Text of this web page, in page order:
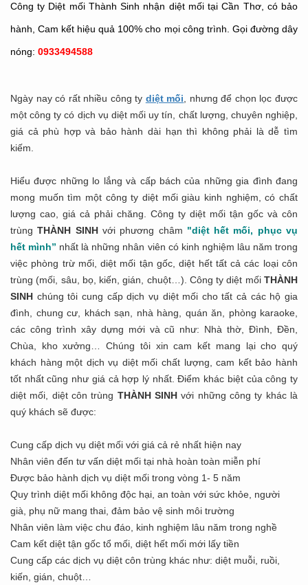
Công ty Diệt mối Thành Sinh nhận diệt mối tại Cần Thơ, có bảo
hành, Cam kết hiệu quả 100% cho mọi công trình. Gọi đường dây
nóng: 0933494588
Ngày nay có rất nhiều công ty diệt mối , nhưng để chọn lọc được
một công ty có dịch vụ diệt mối uy tín, chất lượng, chuyên nghiệp,
giá cả phù hợp và bảo hành dài hạn thì không phải là dễ tìm
kiếm.
Hiểu được những lo lắng và cấp bách của những gia đình đang
mong muốn tìm một công ty diệt mối giàu kinh nghiệm, có chất
lượng cao, giá cả phải chăng. Công ty diệt mối tận gốc và côn
trùngTHÀNH SINHvới phương châm "diệt hết mối, phục vụ
hết mình” nhất là những nhân viên có kinh nghiệm lâu năm trong
việc phòng trừ mối, diệt mối tận gốc, diệt hết tất cả các loại côn
trùng (mối, sâu, bọ, kiến, gián, chuột…). Công ty diệt mối THÀNH
SINH chúng tôi cung cấp dịch vụ diệt mối cho tất cả các hộ gia
đình, chung cư, khách sạn, nhà hàng, quán ăn, phòng karaoke,
các công trình xây dựng mới và cũ như: Nhà thờ, Đình, Đền,
Chùa, kho xưởng… Chúng tôi xin cam kết mang lại cho quý
khách hàng một dịch vụ diệt mối chất lượng, cam kết bảo hành
tốt nhất cũng như giá cả hợp lý nhất. Điểm khác biệt của công ty
diệt mối, diệt côn trùng THÀNH SINH với những công ty khác là
quý khách sẽ được:
Cung cấp dịch vụ diệt mối với giá cả rẻ nhất hiện nay
Nhân viên đến tư vấn diệt mối tại nhà hoàn toàn miễn phí
Được bảo hành dịch vụ diệt mối trong vòng 1- 5 năm
Quy trình diệt mối không độc hại, an toàn với sức khỏe, người
già, phụ nữ mang thai, đảm bảo vệ sinh môi trường
Nhân viên làm việc chu đáo, kinh nghiệm lâu năm trong nghề
Cam kết diệt tận gốc tổ mối, diệt hết mối mới lấy tiền
Cung cấp các dịch vụ diệt côn trùng khác như: diệt muỗi, ruồi,
kiến, gián, chuột…